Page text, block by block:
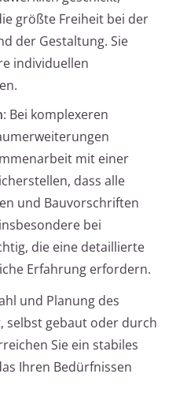
größte Freiheit bei der
der Gestaltung. Sie
individuellen
: Bei komplexeren
mit einer
dass alle
und Bauvorschriften
bei
die eine detaillierte
Erfahrung erfordern.
und Planung des
selbst gebaut oder durch
Sie ein stabiles
Ihren Bedürfnissen